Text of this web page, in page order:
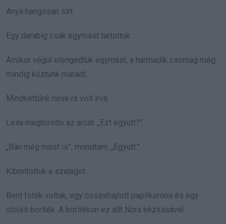
Anya hangosan sírt.
Egy darabig csak egymást tartottuk.
Amikor végül elengedtük egymást, a harmadik csomag még
mindig köztünk maradt.
Mindkettőnk neve rá volt írva.
Leila megtörölte az arcát. „Ezt együtt?”
„Bán még most is”, mondtam. „Együtt.”
Kibontottuk a szalagot.
Bent fotók voltak, egy összehajtott papírkorona és egy
utolsó boríték. A borítékon ez állt Nora kézírásával: